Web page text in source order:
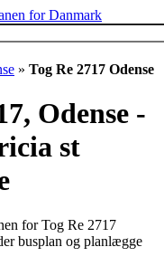
for Danmark
» Tog Re 2717 Odense
Odense -
st
for Tog Re 2717
busplan og planlægge